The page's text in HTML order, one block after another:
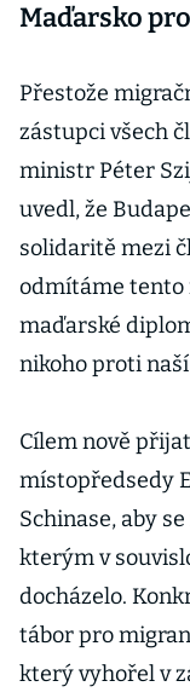
Maďarsko
Přestože
zástupci všech
ministr Péter
uvedl, že
solidaritě mezi
odmítáme tento
maďarské
nikoho proti naší
Cílem nově
místopředsedy
Schinase, aby
kterým v
docházelo.
tábor pro
který vyhořel v